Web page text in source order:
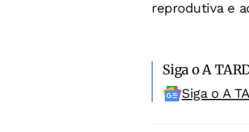
reprodutiva e
Siga o A
Siga o A